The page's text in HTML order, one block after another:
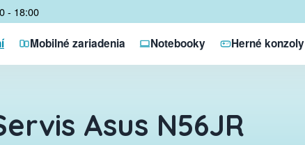
- 18:00
Mobilné zariadenia Notebooky Herné konzoly
Asus N56JR